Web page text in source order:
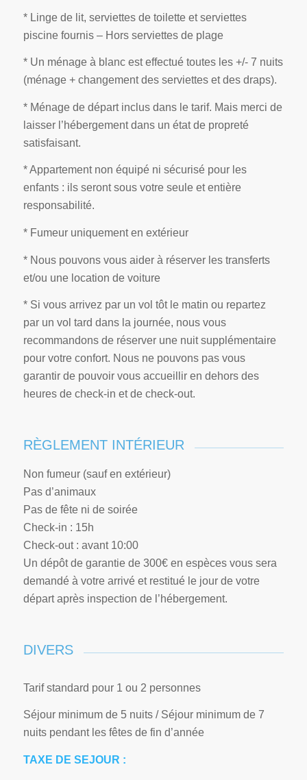
* Linge de lit, serviettes de toilette et serviettes
piscine fournis – Hors serviettes de plage
* Un ménage à blanc est effectué toutes les +/- 7 nuits
(ménage + changement des serviettes et des draps).
* Ménage de départ inclus dans le tarif. Mais merci de
laisser l’hébergement dans un état de propreté
satisfaisant.
* Appartement non équipé ni sécurisé pour les
enfants : ils seront sous votre seule et entière
responsabilité.
* Fumeur uniquement en extérieur
* Nous pouvons vous aider à réserver les transferts
et/ou une location de voiture
* Si vous arrivez par un vol tôt le matin ou repartez
par un vol tard dans la journée, nous vous
recommandons de réserver une nuit supplémentaire
pour votre confort. Nous ne pouvons pas vous
garantir de pouvoir vous accueillir en dehors des
heures de check-in et de check-out.
RÈGLEMENT INTÉRIEUR
Non fumeur (sauf en extérieur)
Pas d’animaux
Pas de fête ni de soirée
Check-in : 15h
Check-out : avant 10:00
Un dépôt de garantie de 300€ en espèces vous sera
demandé à votre arrivé et restitué le jour de votre
départ après inspection de l’hébergement.
DIVERS
Tarif standard pour 1 ou 2 personnes
Séjour minimum de 5 nuits / Séjour minimum de 7
nuits pendant les fêtes de fin d’année
TAXE DE SEJOUR :